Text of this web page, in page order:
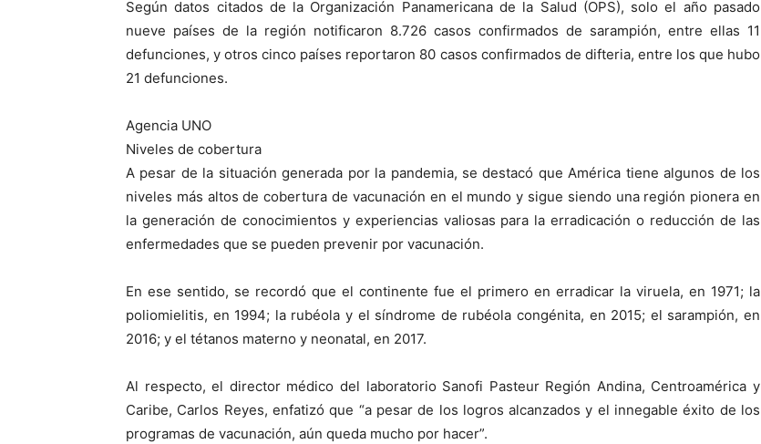
Según datos citados de la Organización Panamericana de la Salud (OPS), solo el año pasado
nueve países de la región notificaron 8.726 casos confirmados de sarampión, entre ellas 11
defunciones, y otros cinco países reportaron 80 casos confirmados de difteria, entre los que hubo
21 defunciones.
Agencia UNO
Niveles de cobertura
A pesar de la situación generada por la pandemia, se destacó que América tiene algunos de los
niveles más altos de cobertura de vacunación en el mundo y sigue siendo una región pionera en
la generación de conocimientos y experiencias valiosas para la erradicación o reducción de las
enfermedades que se pueden prevenir por vacunación.
En ese sentido, se recordó que el continente fue el primero en erradicar la viruela, en 1971; la
poliomielitis, en 1994; la rubéola y el síndrome de rubéola congénita, en 2015; el sarampión, en
2016; y el tétanos materno y neonatal, en 2017.
Al respecto, el director médico del laboratorio Sanofi Pasteur Región Andina, Centroamérica y
Caribe, Carlos Reyes, enfatizó que “a pesar de los logros alcanzados y el innegable éxito de los
programas de vacunación, aún queda mucho por hacer”.